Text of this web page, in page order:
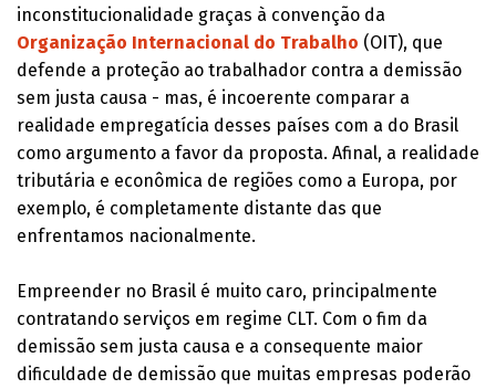
inconstitucionalidade graças à convenção da
Organização Internacional do Trabalho (OIT), que
defende a proteção ao trabalhador contra a demissão
sem justa causa - mas, é incoerente comparar a
realidade empregatícia desses países com a do Brasil
como argumento a favor da proposta. Afinal, a realidade
tributária e econômica de regiões como a Europa, por
exemplo, é completamente distante das que
enfrentamos nacionalmente.
Empreender no Brasil é muito caro, principalmente
contratando serviços em regime CLT. Com o fim da
demissão sem justa causa e a consequente maior
dificuldade de demissão que muitas empresas poderão